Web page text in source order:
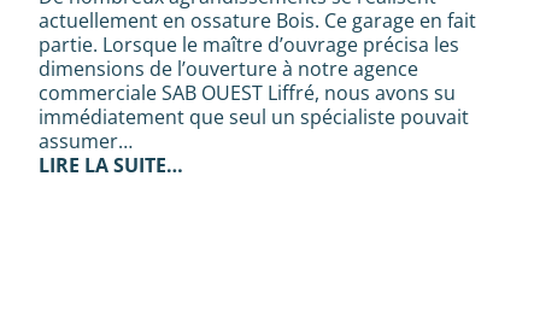
actuellement en ossature Bois. Ce garage en fait
partie. Lorsque le maître d’ouvrage précisa les
dimensions de l’ouverture à notre agence
commerciale SAB OUEST Liffré, nous avons su
immédiatement que seul un spécialiste pouvait
assumer…
LIRE LA SUITE…